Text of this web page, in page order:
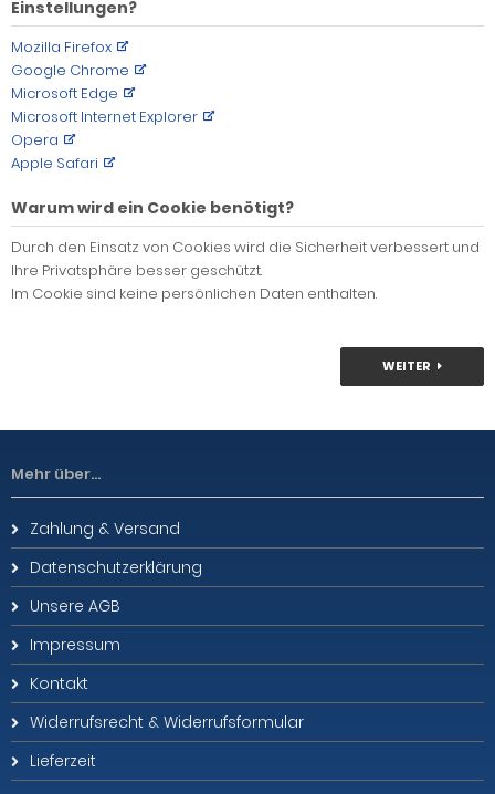
Einstellungen?
Mozilla Firefox
Google Chrome
Microsoft Edge
Microsoft Internet Explorer
Opera
Apple Safari
Warum wird ein Cookie benötigt?
Durch den Einsatz von Cookies wird die Sicherheit verbessert und
Ihre Privatsphäre besser geschützt.
Im Cookie sind keine persönlichen Daten enthalten.
WEITER
Mehr über...
Zahlung & Versand
Datenschutzerklärung
Unsere AGB
Impressum
Kontakt
Widerrufsrecht & Widerrufsformular
Lieferzeit